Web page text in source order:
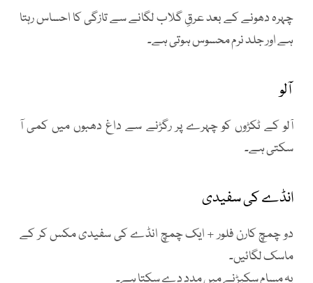
چہرہ دھونے کے بعد عرقِ گلاب لگانے سے تازگی کا احساس رہتا
ہے اور جلد نرم محسوس ہوتی ہے۔
آلو
آلو کے ٹکڑوں کو چہرے پر رگڑنے سے داغ دھبوں میں کمی آ
سکتی ہے۔
انڈے کی سفیدی
دو چمچ کارن فلور + ایک چمچ انڈے کی سفیدی مکس کر کے
ماسک لگائیں۔